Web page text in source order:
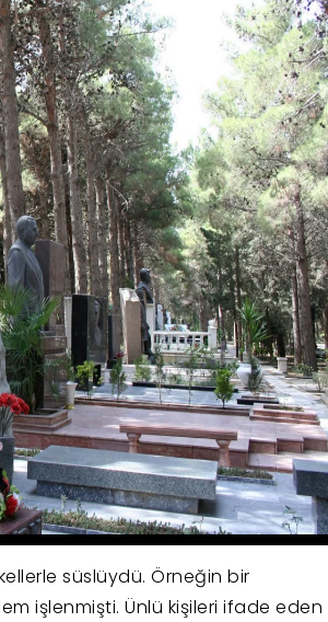
süslüydü. Örneğin bir
işlenmişti. Ünlü kişileri ifade eden